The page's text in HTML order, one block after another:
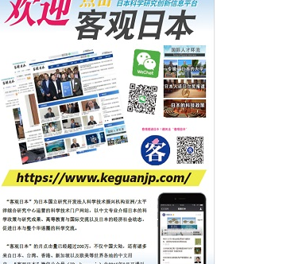
探针的高效开发成为可能
科学研究
立教大学在试管内构建长链人工基因组DNA
自我复制系统，有望实现携带大量基因的人
工细胞
政策
日本科研费增设国际共同研究强化新类别，
促进青年研究人员赴海外开展研究
科学研究
京都大学高效生成光的构成单元“光子”，可应
用于量子计算机
科学研究
开发出300亿年仅误差1秒的光晶格钟，构建
网络将其打造为下一代社会基础设施
经济・社会
日本成立“以人为本AI联盟”——力争借助AI拓
展社会公众创造力，依托产学合作推进研发
科学研究
大阪大学开发出膜脂质可视化工具，使脂质
泷川 进 戴维